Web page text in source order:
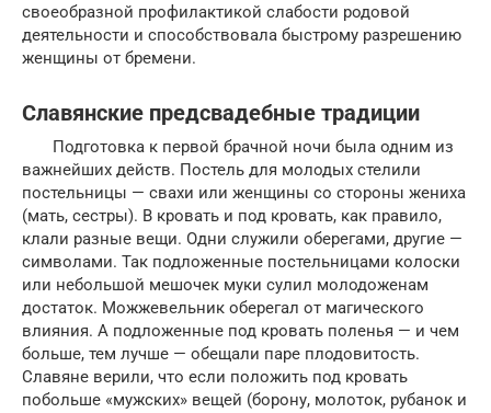
своеобразной профилактикой слабости родовой
деятельности и способствовала быстрому разрешению
женщины от бремени.
Славянские предсвадебные традиции
Подготовка к первой брачной ночи была одним из
важнейших действ. Постель для молодых стелили
постельницы — свахи или женщины со стороны жениха
(мать, сестры). В кровать и под кровать, как правило,
клали разные вещи. Одни служили оберегами, другие —
символами. Так подложенные постельницами колоски
или небольшой мешочек муки сулил молодоженам
достаток. Можжевельник оберегал от магического
влияния. А подложенные под кровать поленья — и чем
больше, тем лучше — обещали паре плодовитость.
Славяне верили, что если положить под кровать
побольше «мужских» вещей (борону, молоток, рубанок и